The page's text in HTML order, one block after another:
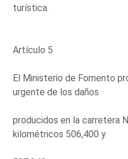
turística.
Artículo 5
El Ministerio de Fomento
urgente de los daños
producidos en la carretera
kilométricos 506,400 y